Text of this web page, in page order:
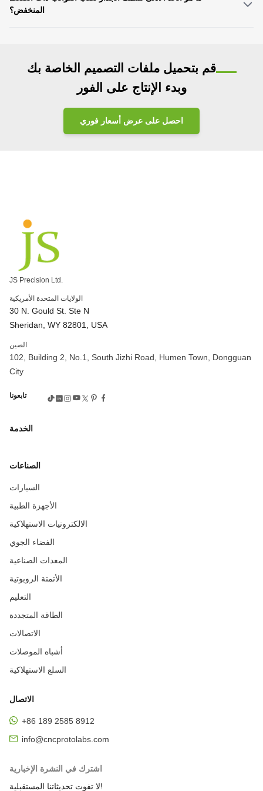
المنخفض؟
قم بتحميل ملفات التصميم الخاصة بك
وبدء الإنتاج على الفور
احصل على عرض أسعار فوري
JS Precision Ltd.
الولايات المتحدة الأمريكية
30 N. Gould St. Ste N
Sheridan, WY 82801, USA
الصين
102, Building 2, No.1, South Jizhi Road, Humen Town, Dongguan
City
تابعونا
الخدمة
الصناعات
السيارات
الأجهزة الطبية
الالكترونيات الاستهلاكية
الفضاء الجوي
المعدات الصناعية
الأتمتة الروبوتية
التعليم
الطاقة المتجددة
الاتصالات
أشباه الموصلات
السلع الاستهلاكية
الاتصال
+86 189 2585 8912
info@cncprotolabs.com
اشترك في النشرة الإخبارية
لا تفوت تحديثاتنا المستقبلية!